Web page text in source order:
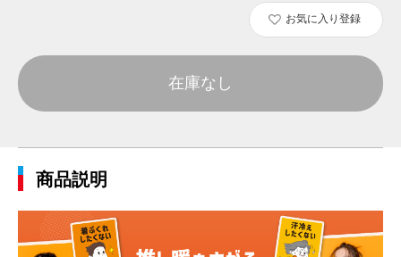
お気に入り登録
在庫なし
商品説明